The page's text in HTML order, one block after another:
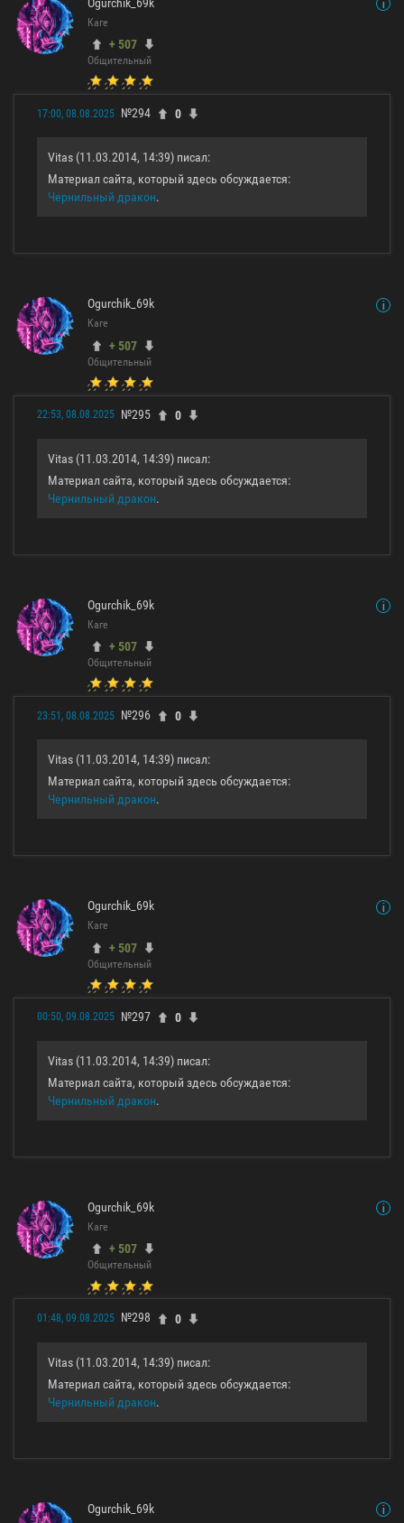
Каге
+ 507
Общительный
17:00, 08.08.2025 №294 0
Vitas (11.03.2014, 14:39) писал:
Материал сайта, который здесь обсуждается:
Чернильный дракон.
Ogurchik_69k
Каге
+ 507
Общительный
22:53, 08.08.2025 №295 0
Vitas (11.03.2014, 14:39) писал:
Материал сайта, который здесь обсуждается:
Чернильный дракон.
Ogurchik_69k
Каге
+ 507
Общительный
23:51, 08.08.2025 №296 0
Vitas (11.03.2014, 14:39) писал:
Материал сайта, который здесь обсуждается:
Чернильный дракон.
Ogurchik_69k
Каге
+ 507
Общительный
00:50, 09.08.2025 №297 0
Vitas (11.03.2014, 14:39) писал:
Материал сайта, который здесь обсуждается:
Чернильный дракон.
Ogurchik_69k
Каге
+ 507
Общительный
01:48, 09.08.2025 №298 0
Vitas (11.03.2014, 14:39) писал:
Материал сайта, который здесь обсуждается:
Чернильный дракон.
Ogurchik_69k